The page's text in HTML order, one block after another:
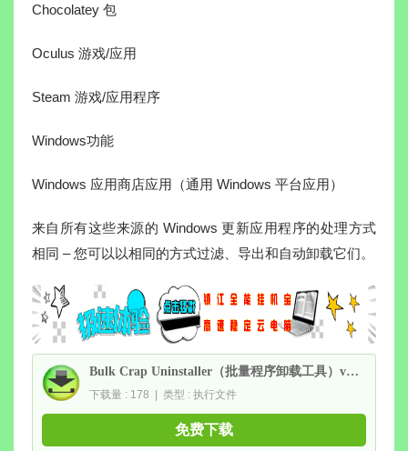
Chocolatey 包
Oculus 游戏/应用
Steam 游戏/应用程序
Windows功能
Windows 应用商店应用（通用 Windows 平台应用）
来自所有这些来源的 Windows 更新应用程序的处理方式
相同 – 您可以以相同的方式过滤、导出和自动卸载它们。
Bulk Crap Uninstaller（批量程序卸载工具）v6.2.0 绿色便携版
下载量 : 178 | 类型 : 执行文件
免费下载